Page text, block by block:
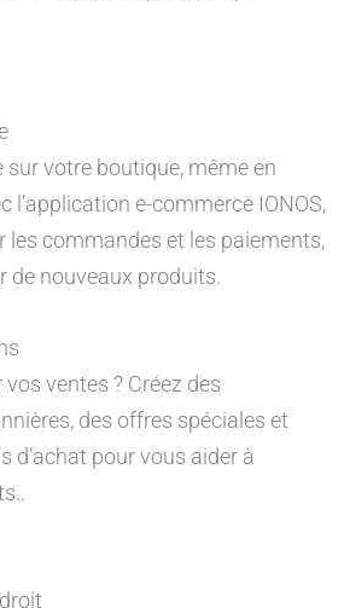
sur votre boutique, même en
l’application e-commerce IONOS,
les commandes et les paiements,
de nouveaux produits.
ventes ? Créez des
des offres spéciales et
d’achat pour vous aider à